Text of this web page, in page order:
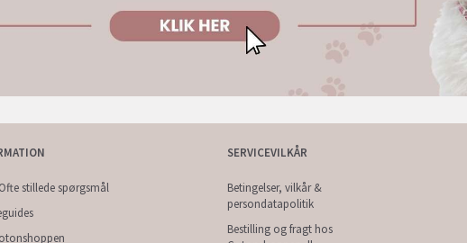
stillede spørgsmål
SERVICEVILKÅR
Betingelser, vilkår &
persondatapolitik
Bestilling og fragt hos